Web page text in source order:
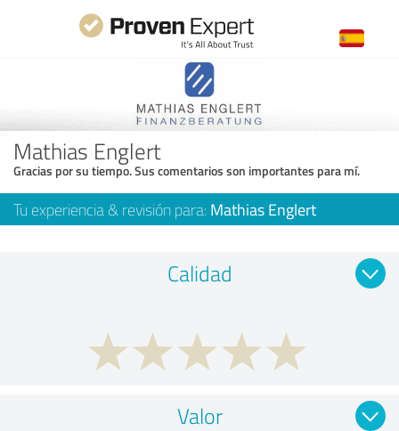
Mathias Englert
Gracias por su tiempo. Sus comentarios son importantes para mí.
Tu experiencia & revisión para: Mathias Englert
Calidad
Valor